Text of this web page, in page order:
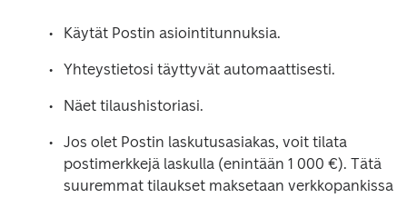
Käytät Postin asiointitunnuksia.
Yhteystietosi täyttyvät automaattisesti.
Näet tilaushistoriasi.
Jos olet Postin laskutusasiakas, voit tilata
postimerkkejä laskulla (enintään 1 000 €). Tätä
suuremmat tilaukset maksetaan verkkopankissa